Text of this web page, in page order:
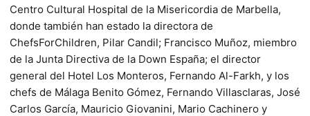
Centro Cultural Hospital de la Misericordia de Marbella,
donde también han estado la directora de
ChefsForChildren, Pilar Candil; Francisco Muñoz, miembro
de la Junta Directiva de la Down España; el director
general del Hotel Los Monteros, Fernando Al-Farkh, y los
chefs de Málaga Benito Gómez, Fernando Villasclaras, José
Carlos García, Mauricio Giovanini, Mario Cachinero y